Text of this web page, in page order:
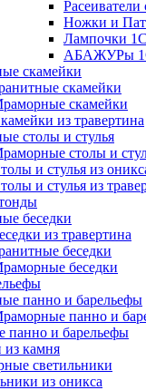
Расеиватели
Ножки и
Лампочки 1С
АБАЖУРы
скамейки
скамейки
скамейки
из травертина
столы и стулья
столы и
и стулья из
и стулья из
беседки
из травертина
беседки
беседки
панно и барельефы
панно и
панно и барельефы
из камня
светильники
из оникса